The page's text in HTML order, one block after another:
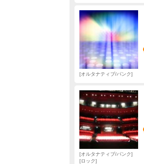
オルタナティブ/パンク
オルタナティブ/パンク
ロック